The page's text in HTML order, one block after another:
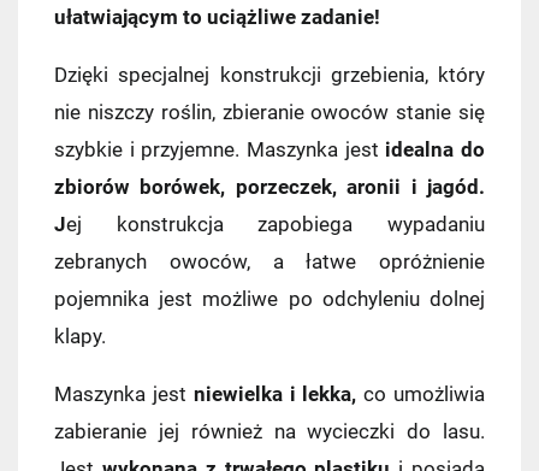
ułatwiającym to uciążliwe zadanie!
Dzięki specjalnej konstrukcji grzebienia, który
nie niszczy roślin, zbieranie owoców stanie się
szybkie i przyjemne. Maszynka jest idealna do
zbiorów borówek, porzeczek, aronii i jagód.
Jej konstrukcja zapobiega wypadaniu
zebranych owoców, a łatwe opróżnienie
pojemnika jest możliwe po odchyleniu dolnej
klapy.
Maszynka jest niewielka i lekka,co umożliwia
zabieranie jej również na wycieczki do lasu.
Kraj wysyłki: